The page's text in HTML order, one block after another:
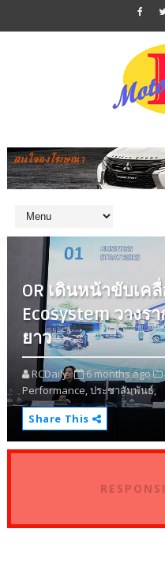
OR เดินหน้าขับเค
Ecosystem วางร
ยาว
RCDaily 6 months ago
Performance,ประชาสัมพันธ์,
Share This